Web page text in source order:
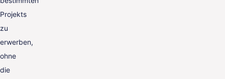
Projekts
zu
erwerben,
ohne
die